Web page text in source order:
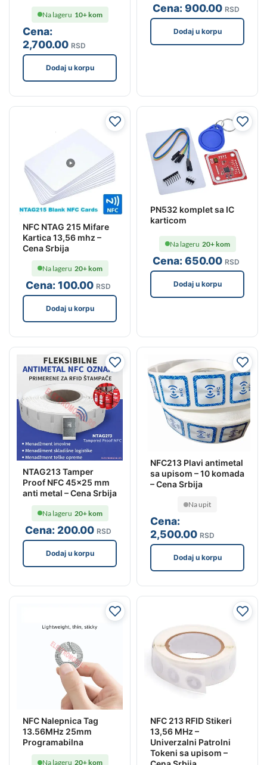
Cena:
2,700.00 RSD
Na lageru 10+ kom
Dodaj u korpu
Cena:900.00 RSD
Dodaj u korpu
NFC NTAG 215 Mifare
Kartica 13,56 mhz –
Cena Srbija
Cena:100.00 RSD
Na lageru 20+ kom
Dodaj u korpu
PN532 komplet sa IC
karticom
Cena:650.00 RSD
Na lageru 20+ kom
Dodaj u korpu
NTAG213 Tamper
Proof NFC 45×25 mm
anti metal – Cena Srbija
Cena: 200.00 RSD
Na lageru 20+ kom
Dodaj u korpu
NFC213 Plavi antimetal
sa upisom – 10 komada
– Cena Srbija
Cena:
2,500.00 RSD
Na upit
Dodaj u korpu
NFC Nalepnica Tag
13.56MHz 25mm
Programabilna
Na lageru 20+ kom
NFC 213 RFID Stikeri
13,56 MHz –
Univerzalni Patrolni
Tokeni sa upisom –